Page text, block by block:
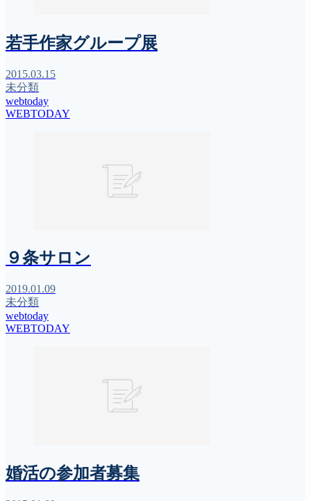
若手作家グループ展
2015.03.15
未分類
webtoday
WEBTODAY
９条サロン
2019.01.09
未分類
webtoday
WEBTODAY
婚活の参加者募集